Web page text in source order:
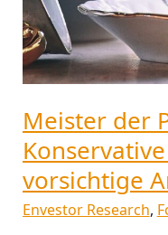
Meister der
vorsichtige
Envestor Research,